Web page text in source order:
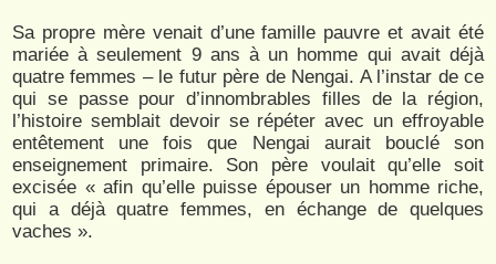
Sa propre mère venait d’une famille pauvre et avait été
mariée à seulement 9 ans à un homme qui avait déjà
quatre femmes – le futur père de Nengai. A l’instar de ce
qui se passe pour d’innombrables filles de la région,
l’histoire semblait devoir se répéter avec un effroyable
entêtement une fois que Nengai aurait bouclé son
enseignement primaire. Son père voulait qu’elle soit
excisée « afin qu’elle puisse épouser un homme riche,
qui a déjà quatre femmes, en échange de quelques
vaches ».